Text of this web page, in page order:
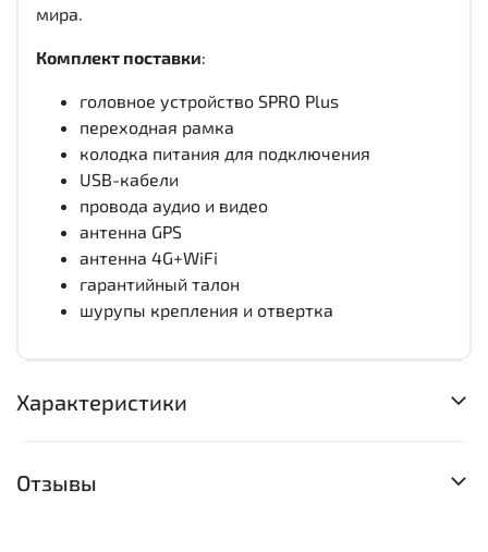
мира.
Комплект поставки:
головное устройство SPRO Plus
переходная рамка
колодка питания для подключения
USB-кабели
провода аудио и видео
антенна GPS
антенна 4G+WiFi
гарантийный талон
шурупы крепления и отвертка
Характеристики
Отзывы